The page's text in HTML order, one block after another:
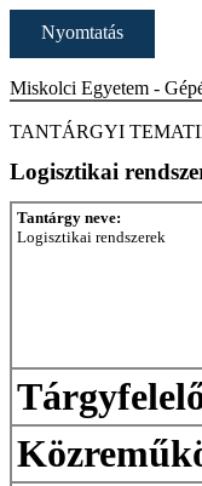
Nyomtatás
Miskolci Egyetem -
TANTÁRGYI
Logisztikai
Tantárgy neve:
Logisztikai rendszerek